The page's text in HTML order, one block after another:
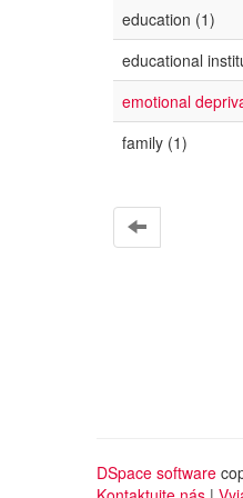
education (1)
educational
emotional
family (1)
DSpace software